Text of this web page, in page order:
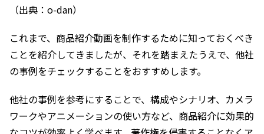
（出典：o-dan）
これまで、商品紹介動画を制作するために知っておくべき
ことを紹介してきましたが、それを踏まえたうえで、他社
の事例をチェックすることをおすすめします。
他社の事例を参考にすることで、構成やシナリオ、カメラ
ワークやアニメーションの使い方など、商品紹介に効果的